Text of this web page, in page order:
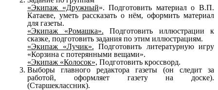
«Экипаж «Дружный». Подготовить материал о В.П.
Катаеве, уметь рассказать о нём, оформить материал
для газеты.
«Экипаж «Ромашка». Подготовить иллюстрации к
сказке, подготовить задания по этим иллюстрациям.
«Экипаж «Лучик». Подготовить литературную игру
«Корзина с потерянными вещами».
«Экипаж «Колосок», Подготовить кроссворд.
Выборы главного редактора газеты (он следит за
работой, оформляет газету на доске).
(Старшеклассник).